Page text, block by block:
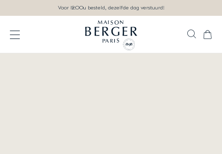
Voor 12:00u besteld, dezelfde dag verstuurd!
Open het menu Zoek